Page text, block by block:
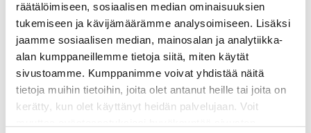
räätälöimiseen, sosiaalisen median ominaisuuksien
tukemiseen ja kävijämäärämme analysoimiseen. Lisäksi
jaamme sosiaalisen median, mainosalan ja analytiikka-
alan kumppaneillemme tietoja siitä, miten käytät
sivustoamme. Kumppanimme voivat yhdistää näitä
tietoja muihin tietoihin, joita olet antanut heille tai joita on
kerätty, kun olet käyttänyt heidän palvelujaan. Voit
Toinen neuvo on sinnikkyys: vaikean tehtävän edessä ei
kannata luovuttaa heti. Kun lähtee selvittämään
ratkaisua pala palalta, vaikealtakin näyttävä
kokonaisuus alkaa aueta – ja onnistuminen palkitsee.
Kuka?